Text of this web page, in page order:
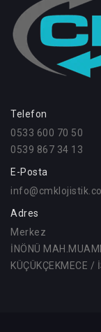
Telefon
0533 600 70 50
0539 867 34 13
E-Posta
Adres
Merkez
İNÖNÜ
KÜÇÜKÇEKMECE /